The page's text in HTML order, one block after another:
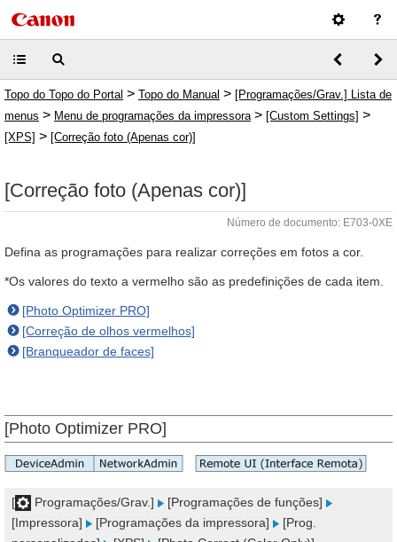
Topo do Topo do Portal > Topo do Manual > [Programações/Grav.] Lista de
menus > Menu de programações da impressora > [Custom Settings] >
[XPS] > [Correção foto (Apenas cor)]
[Correção foto (Apenas cor)]
Número de documento: E703-0XE
Defina as programações para realizar correções em fotos a cor.
*Os valores do texto a vermelho são as predefinições de cada item.
[Photo Optimizer PRO]
[Correção de olhos vermelhos]
[Branqueador de faces]
[Photo Optimizer PRO]
[ Programações/Grav.]
[Programações de funções]
[Impressora]
[Programações da impressora]
[Prog.